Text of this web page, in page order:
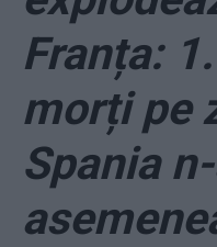
Franța:
morți pe
Spania